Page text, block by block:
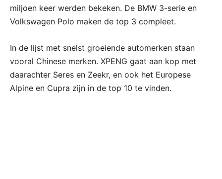
miljoen keer werden bekeken. De BMW 3-serie en
Volkswagen Polo maken de top 3 compleet.
In de lijst met snelst groeiende automerken staan
vooral Chinese merken. XPENG gaat aan kop met
daarachter Seres en Zeekr, en ook het Europese
Alpine en Cupra zijn in de top 10 te vinden.